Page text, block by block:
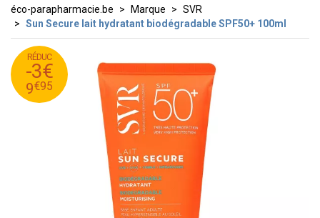
éco-parapharmacie.be Marque
SVR
Sun Secure lait hydratant biodégradable SPF50+ 100ml
RÉDUC
-3€
9€95
12
€
95
9
€
95